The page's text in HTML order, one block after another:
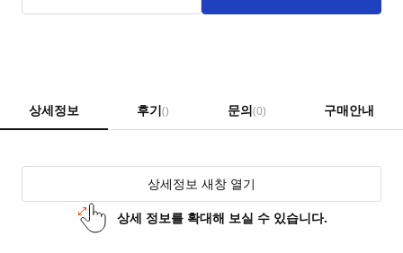
상세정보 후기() 문의(0) 구매안내
상세정보 새창 열기
상세 정보를 확대해 보실 수 있습니다.